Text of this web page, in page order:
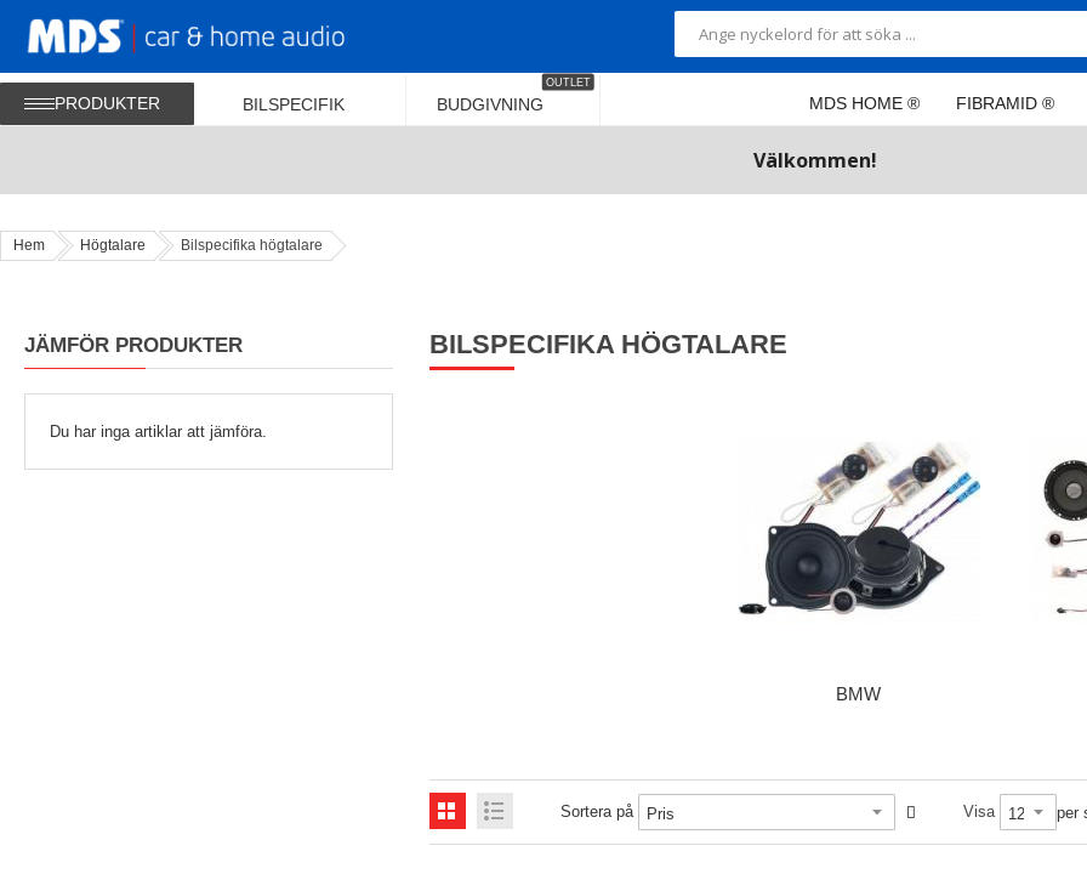
PRODUKTER BILSPECIFIK BUDGIVNING
OUTLET
MDS HOME ® FIBRAMID ®
Välkommen!
Hem Högtalare Bilspecifika högtalare
BILSPECIFIKA HÖGTALARE
BMW
Sortera på Visa per
JÄMFÖR PRODUKTER
Du har inga artiklar att jämföra.